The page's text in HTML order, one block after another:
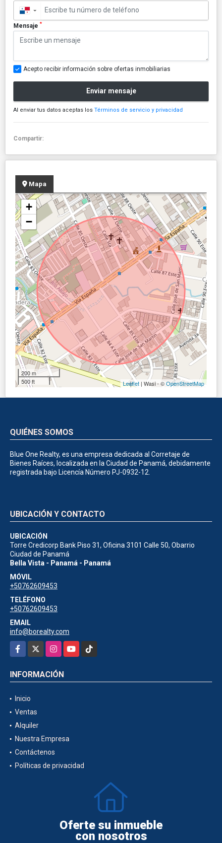
▼
Mensaje *
Acepto recibir información sobre ofertas inmobiliarias
Enviar mensaje
Al enviar tus datos aceptas los Términos de servicio y privacidad
Compartir:
Mapa
+
−
200 m
500 ft
Leaflet | Wasi - ©OpenStreetMap
QUIÉNES SOMOS
Blue One Realty, es una empresa dedicada al Corretaje de
Bienes Raíces, localizada en la Ciudad de Panamá, debidamente
registrada bajo Licencía Número PJ-0932-12.
UBICACIÓN Y CONTACTO
UBICACIÓN
Torre Credicorp Bank Piso 31, Oficina 3101 Calle 50, Obarrio
Ciudad de Panamá
Bella Vista - Panamá - Panamá
MÓVIL
+50762609453
TELÉFONO
+50762609453
EMAIL
info@borealty.com
Facebook
InstagramYouTubeTikTok
INFORMACIÓN
Inicio
Ventas
Alquiler
Nuestra Empresa
Contáctenos
Políticas de privacidad
Oferte su inmueble
con nosotros